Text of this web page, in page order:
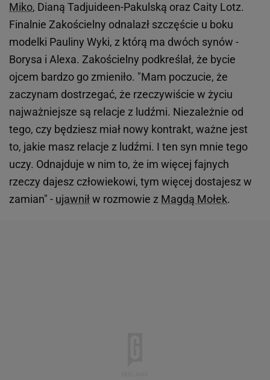
Miko, Dianą Tadjuideen-Pakulską oraz Caity Lotz.
Finalnie Zakościelny odnalazł szczęście u boku
modelki Pauliny Wyki, z którą ma dwóch synów -
Borysa i Alexa. Zakościelny podkreślał, że bycie
ojcem bardzo go zmieniło. "Mam poczucie, że
zaczynam dostrzegać, że rzeczywiście w życiu
najważniejsze są relacje z ludźmi. Niezależnie od
tego, czy będziesz miał nowy kontrakt, ważne jest
to, jakie masz relacje z ludźmi. I ten syn mnie tego
uczy. Odnajduje w nim to, że im więcej fajnych
rzeczy dajesz człowiekowi, tym więcej dostajesz w
zamian" - ujawniłw rozmowie z Magdą Mołek.